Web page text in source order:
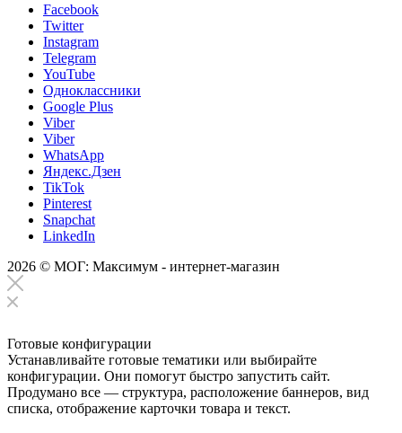
Facebook
Twitter
Instagram
Telegram
YouTube
Одноклассники
Google Plus
Viber
Viber
WhatsApp
Яндекс.Дзен
TikTok
Pinterest
Snapchat
LinkedIn
2026 © МОГ: Максимум - интернет-магазин
Готовые конфигурации
Устанавливайте готовые тематики или выбирайте
конфигурации. Они помогут быстро запустить сайт.
Продумано все — структура, расположение баннеров, вид
списка, отображение карточки товара и текст.